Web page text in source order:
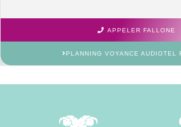
APPELER FALLONE
PLANNING VOYANCE AUDIOTEL